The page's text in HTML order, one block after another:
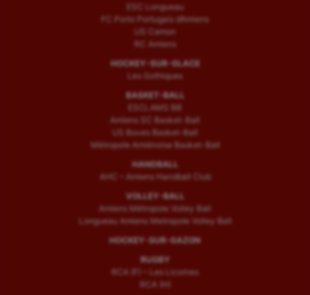
ESC Longueau
FC Porto Portugais d’Amiens
US Camon
RC Amiens
HOCKEY-SUR-GLACE
Les Gothiques
BASKET-BALL
ESCLAMS BB
Amiens SC Basket-Ball
US Boves Basket-Ball
Métropole Amiénoise Basket-Ball
HANDBALL
AHC – Amiens Handball Club
VOLLEY-BALL
Amiens Métropole Volley Ball
Longueau Amiens Metropole Volley Ball
HOCKEY-SUR-GAZON
RUGBY
RCA (F) – Les Licornes
RCA (H)